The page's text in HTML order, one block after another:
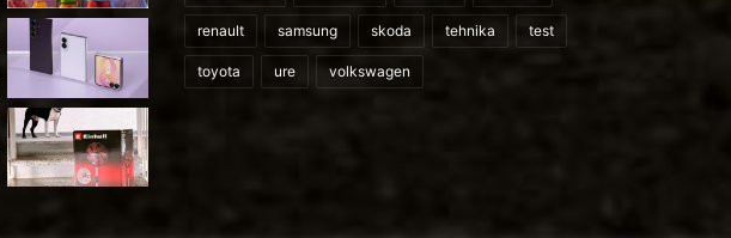
renault samsung skoda tehnika test
toyota ure volkswagen